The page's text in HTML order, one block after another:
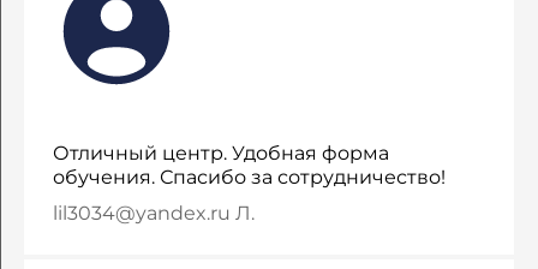
Отличный центр. Удобная форма
обучения. Спасибо за сотрудничество!
lil3034@yandex.ru Л.